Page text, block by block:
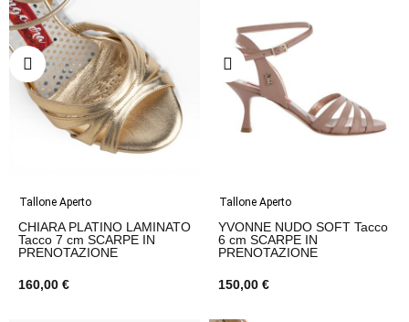
Tallone Aperto
CHIARA PLATINO LAMINATO
Tacco 7 cm SCARPE IN
PRENOTAZIONE
160,00 €
Tallone Aperto
YVONNE NUDO SOFT Tacco
6 cm SCARPE IN
PRENOTAZIONE
150,00 €